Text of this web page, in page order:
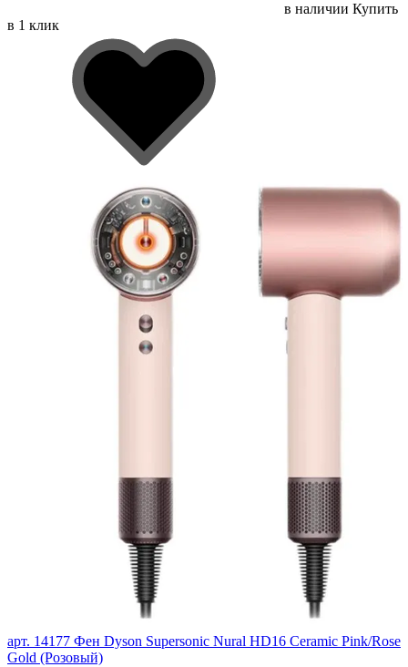
в наличии Купить
в 1 клик
арт. 14177 Фен Dyson Supersonic Nural HD16 Ceramic Pink/Rose
Gold (Розовый)